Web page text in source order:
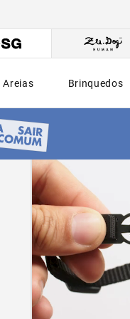
Areias Brinquedos